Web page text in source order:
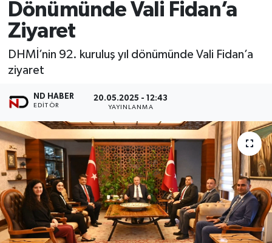
Dönümünde Vali Fidan’a
Ziyaret
DHMİ’nin 92. kuruluş yıl dönümünde Vali Fidan’a
ziyaret
ND HABER
EDITÖR
20.05.2025 - 12:43
YAYINLANMA